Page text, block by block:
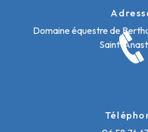
Domaine équestre de
Saint-